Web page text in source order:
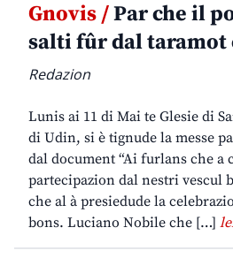
Gnovis /Par che il
salti fûr dal taramot
Redazion
Lunis ai 11 di Mai te Glesie di
di Udin, si è tignude la messe
dal document “Ai furlans che a
partecipazion dal nestri vescul
che al à presiedude la
bons. Luciano Nobile che […]